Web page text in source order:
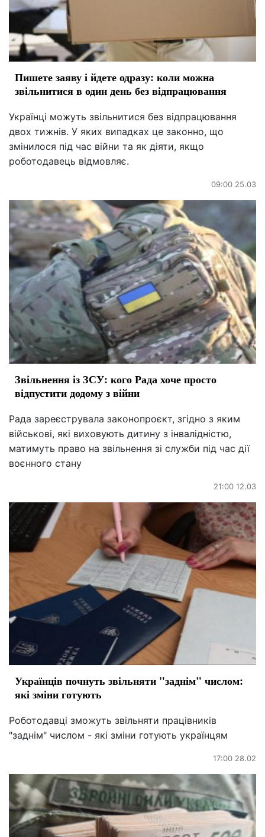
Пишете заяву і йдете одразу: коли можна
звільнитися в один день без відпрацювання
Українці можуть звільнитися без відпрацювання
двох тижнів. У яких випадках це законно, що
змінилося під час війни та як діяти, якщо
роботодавець відмовляє.
09:00 25.03
Звільнення із ЗСУ: кого Рада хоче просто
відпустити додому з війни
Рада зареєструвала законопроєкт, згідно з яким
військові, які виховують дитину з інвалідністю,
матимуть право на звільнення зі служби під час дії
воєнного стану
21:00 12.03
Українців почнуть звільняти "заднім" числом:
які зміни готують
Роботодавці зможуть звільняти працівників
"заднім" числом - які зміни готують українцям
17:00 28.02